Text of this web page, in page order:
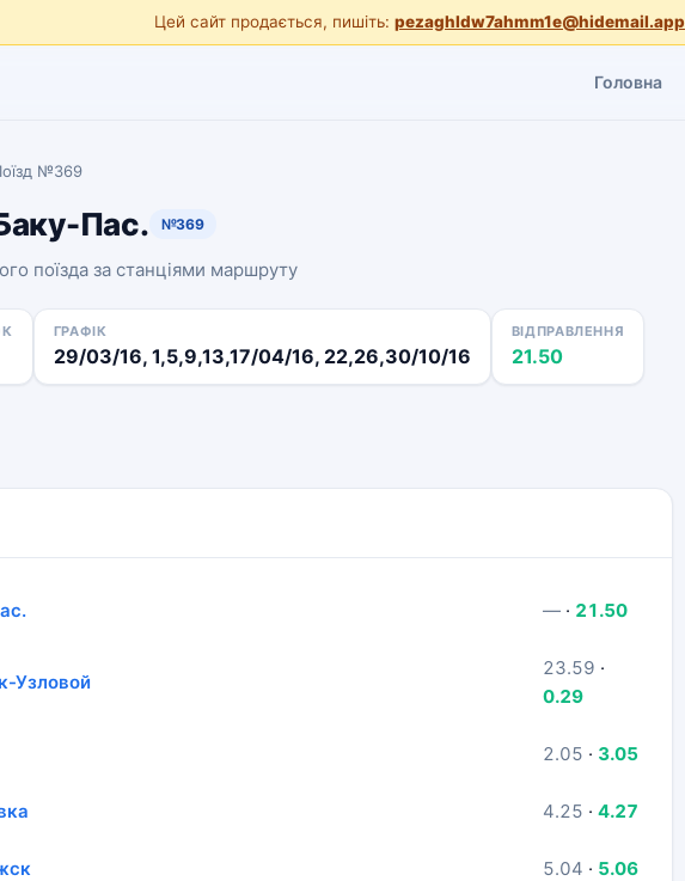
Цей сайт продається, пишіть: pezaghldw7ahmm1e@hidemail.app
Головна
№369
Пас. №369
поїзда за станціями маршруту
ГРАФІК
29/03/16, 1,5,9,13,17/04/16, 22,26,30/10/16
ВІДПРАВЛЕННЯ
21.50
— · 21.50
Узловой
23.59 ·
0.29
2.05 · 3.05
4.25 · 4.27
5.04 · 5.06